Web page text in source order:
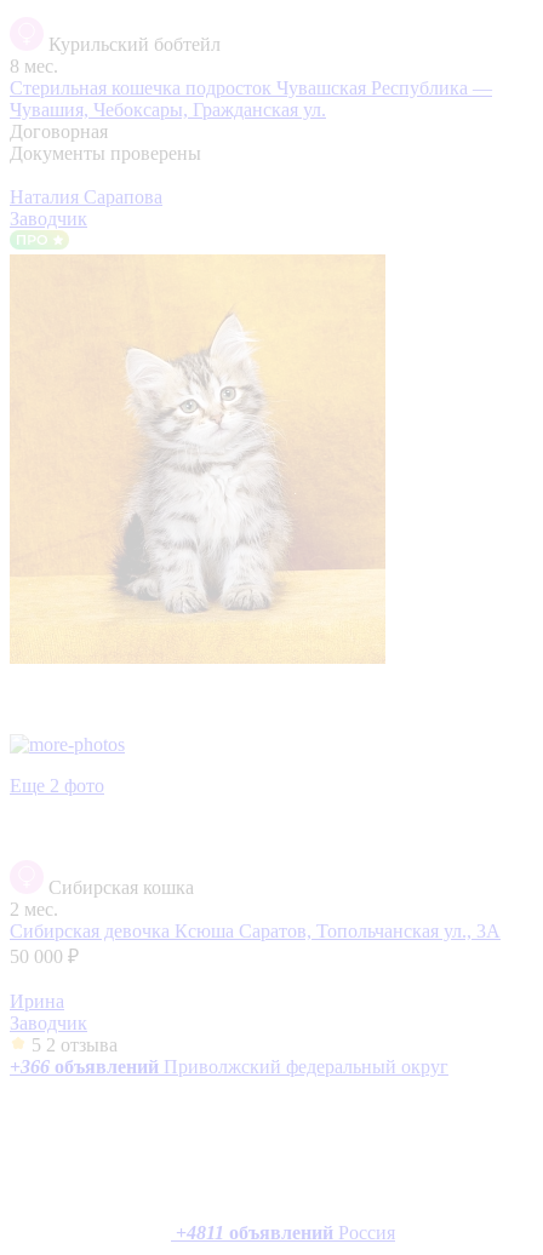
Курильский бобтейл
8 мес.
Стерильная кошечка подросток Чувашская Республика —
Чувашия, Чебоксары, Гражданская ул.
Договорная
Документы проверены
Наталия Сарапова
Заводчик
Еще 2 фото
Сибирская кошка
2 мес.
Сибирская девочка Ксюша Саратов, Топольчанская ул., 3А
50 000 ₽
Ирина
Заводчик
5 2 отзыва
+366 объявлений Приволжский федеральный округ
+4811 объявлений Россия